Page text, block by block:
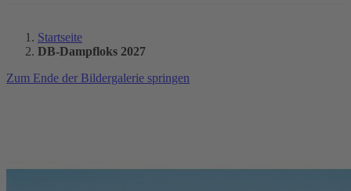
Startseite
DB-Dampfloks 2027
Zum Ende der Bildergalerie springen